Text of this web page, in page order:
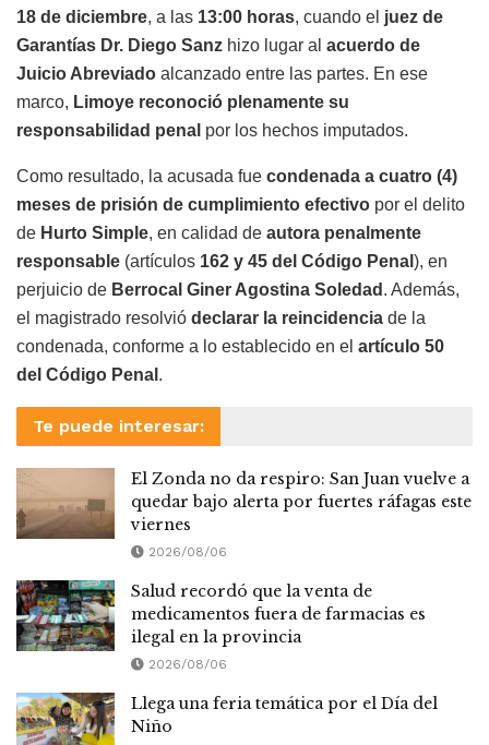
18 de diciembre, a las 13:00 horas, cuando el juez de
Garantías Dr. Diego Sanz hizo lugar al acuerdo de
Juicio Abreviado alcanzado entre las partes. En ese
marco, Limoye reconoció plenamente su
responsabilidad penal por los hechos imputados.
Como resultado, la acusada fue condenada a cuatro (4)
meses de prisión de cumplimiento efectivo por el delito
de Hurto Simple, en calidad de autora penalmente
responsable (artículos 162 y 45 del Código Penal ), en
perjuicio de Berrocal Giner Agostina Soledad . Además,
el magistrado resolvió declarar la reincidencia de la
condenada, conforme a lo establecido en el artículo 50
del Código Penal .
Te puede interesar:
El Zonda no da respiro: San Juan vuelve a
quedar bajo alerta por fuertes ráfagas este
viernes
2026/08/06
Salud recordó que la venta de
medicamentos fuera de farmacias es
ilegal en la provincia
2026/08/06
Llega una feria temática por el Día del
Niño